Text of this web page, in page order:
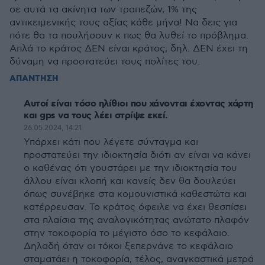
σε αυτά τα ακίνητα των τραπεζών, 1% της
αντικειμενικής τους αξίας κάθε μήνα! Να δεις για
πότε θα τα πουλήσουν κ πως θα λυθεί το πρόβλημα.
Απλά το κράτος ΔΕΝ είναι κράτος, δηλ. ΔΕΝ έχει τη
δύναμη να προστατεύει τους πολίτες του.
ΑΠΑΝΤΗΣΗ
Αυτοί είναι τόσο ηλίθιοι που χάνονται έχοντας χάρτη
και gps να τους λέει στρίψε εκεί.
26.05.2024, 14:21
Υπάρχει κάτι που λέγετε σύνταγμα και
προστατεύει την ιδιοκτησία διότι αν είναι να κάνει
ο καθένας ότι γουστάρει με την ιδιοκτησία του
άλλου είναι κλοπή και κανείς δεν θα δουλεύει
όπως συνέβηκε στα κομουνιστικά καθεστώτα και
κατέρρευσαν. Το κράτος όφειλε να έχει θεσπίσει
στα πλαίσια της αναλογικότητας ανώτατο πλαφόν
στην τοκοφορία το μέγιστο όσο το κεφάλαιο.
Δηλαδή όταν οι τόκοι ξεπερνάνε το κεφάλαιο
σταματάει η τοκοφορία, τέλος, αναγκαστικά μετρά